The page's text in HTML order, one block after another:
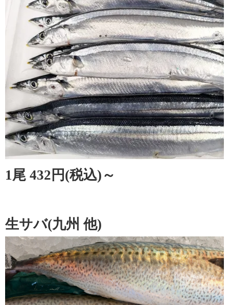
1尾 432円(税込)～
生サバ(九州 他)